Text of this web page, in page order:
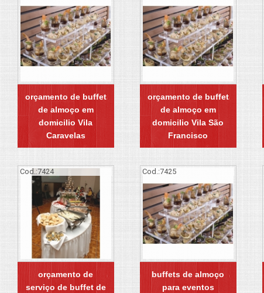
orçamento de buffet
de almoço em
domicilio Vila
Caravelas
orçamento de buffet
de almoço em
domicilio Vila São
Francisco
Cod.:7424
orçamento de
serviço de buffet de
Cod.:7425
buffets de almoço
para eventos